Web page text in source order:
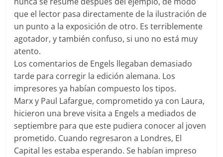
que el lector pasa directamente de la ilustración de
un punto a la exposición de otro. Es terriblemente
agotador, y también confuso, si uno no está muy
atento.
Los comentarios de Engels llegaban demasiado
tarde para corregir la edición alemana. Los
impresores ya habían compuesto los tipos.
Marx y Paul Lafargue, comprometido ya con Laura,
hicieron una breve visita a Engels a mediados de
septiembre para que este pudiera conocer al joven
prometido. Cuando regresaron a Londres, El
Capital les estaba esperando. Se habían impreso